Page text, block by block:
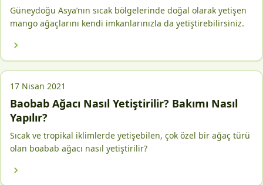
Güneydoğu Asya’nın sıcak bölgelerinde doğal olarak yetişen
mango ağaçlarını kendi imkanlarınızla da yetiştirebilirsiniz.
17 Nisan 2021
Baobab Ağacı Nasıl Yetiştirilir? Bakımı Nasıl
Yapılır?
Sıcak ve tropikal iklimlerde yetişebilen, çok özel bir ağaç türü
olan boabab ağacı nasıl yetiştirilir?